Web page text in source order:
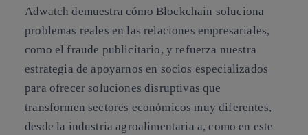
Adwatch demuestra cómo Blockchain soluciona
problemas reales en las relaciones empresariales,
como el fraude publicitario, y refuerza nuestra
estrategia de apoyarnos en socios especializados
para ofrecer soluciones disruptivas que
transformen sectores económicos muy diferentes,
desde la industria agroalimentaria a, como en este